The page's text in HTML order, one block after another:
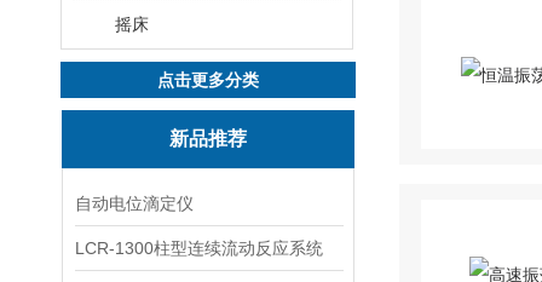
摇床
点击更多分类
新品推荐
自动电位滴定仪
LCR-1300柱型连续流动反应系统